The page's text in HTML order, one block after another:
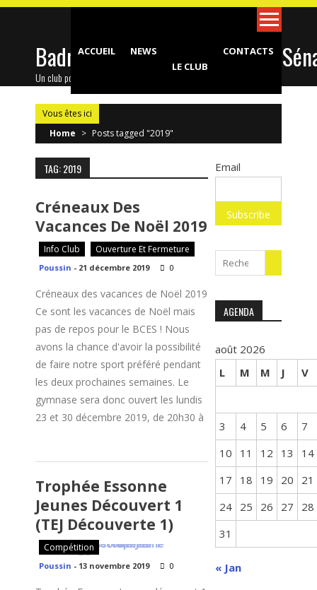
Skip
contentBadminton Club d'Epinay-sous-
Un club pour toute la famille !
ACCUEIL
NEWS
LE CLUB
CONTACTS
Vous êtes ici
Home > Posts tagged "2019"
TAG: 2019
Créneaux Des
Vacances De Noël 2019
Info Club Ouverture Et Fermeture
Poussin - 21 décembre 2019 0
Créneaux des vacances de Noël 2019
Ce sont les vacances de Noël mais
pas de repos pour le BCES ! Nous
avons la chance d'avoir la possibilité
de faire notre sport préféré pendant
les deux prochaines semaines. Le
gymnase sera donc ouvert les lundis
23 et 30 décembre 2019, de 20h30 à
Trophée Essonne
Jeunes Découvert 1
(TEJ Découverte 1)
Compétition
Poussin - 13 novembre 2019 0
Email
for:
AGENDA
août 2026
L
M M J V
3 4 5 6
7
10
11 12 13
14
17
18 19 20
21
24 25 26 27
28
31
« Jan